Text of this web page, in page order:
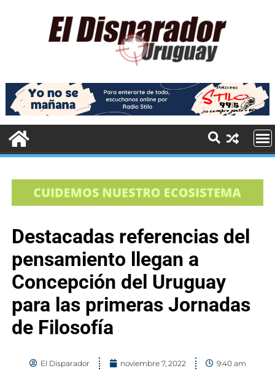
Destacadas referencias del
pensamiento llegan a
Concepción del Uruguay
para las primeras Jornadas
de Filosofía
El Disparador noviembre 7, 2022 9:40 am